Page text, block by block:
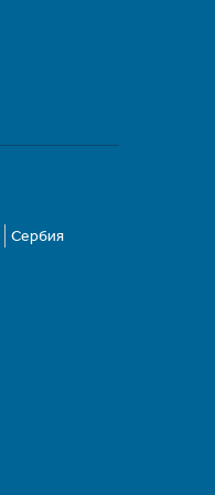
Сербия